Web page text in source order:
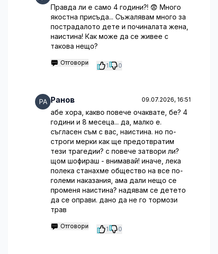
Правда ли е само 4 години?! 😨 Много
якостна присъда... Съжалявам много за
пострадалото дете и починалата жена,
наистина! Как може да се живее с
такова нещо?
Отговори 1 0
Ранов 09.07.2026, 16:51
абе хора, какво повече очаквате, бе? 4
години и 8 месеца... да, малко е.
съгласен съм с вас, наистина. но по-
строги мерки как ще предотвратим
тези трагедии? с повече затвори ли?
щом шофираш - внимавай! иначе, лека
полека станахме общество на все по-
големи наказания, ама дали нещо се
променя наистина? надявам се детето
да се оправи. дано да не го тормози
трав
Отговори 1 0